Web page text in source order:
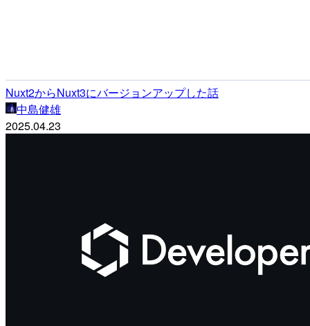
Nuxt2からNuxt3にバージョンアップした話
中島健雄
2025.04.23